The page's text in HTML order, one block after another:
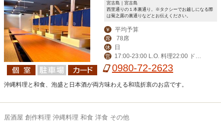
宮古島｜宮古島
西里通りの１本裏通り。※タクシーでお越しになる際
は菊之露の裏通りなどとお伝えください。
￥ 平均予算
席 78席
休 日
営
17:00-23:00 L.O. 料理22:00 ドリ
ンク22:30
0980-72-2623
沖縄料理と和食、泡盛と日本酒が両方味わえる和琉折衷のお店です。
居酒屋 創作料理 沖縄料理 和食 洋食 その他